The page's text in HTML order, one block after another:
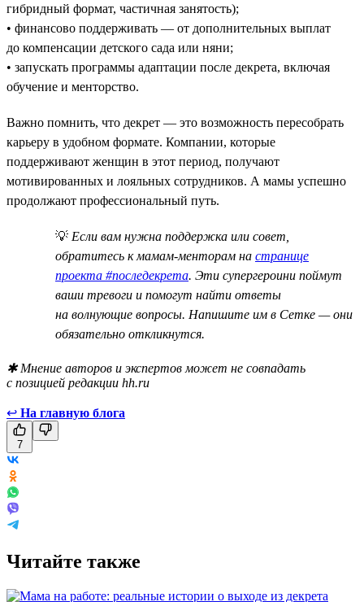
гибридный формат, частичная занятость);
• финансово поддерживать — от дополнительных выплат
до компенсации детского сада или няни;
• запускать программы адаптации после декрета, включая
обучение и менторство.
Важно помнить, что декрет — это возможность пересобрать
карьеру в удобном формате. Компании, которые
поддерживают женщин в этот период, получают
мотивированных и лояльных сотрудников. А мамы успешно
продолжают профессиональный путь.
💡 Если вам нужна поддержка или совет,
обратитесь к мамам-менторам на странице
проекта #последекрета. Эти супергероини поймут
ваши тревоги и помогут найти ответы
на волнующие вопросы. Напишите им в Сетке — они
обязательно откликнутся.
✱ Мнение авторов и экспертов может не совпадать
с позицией редакции hh.ru
↩ На главную блога
7
Читайте также